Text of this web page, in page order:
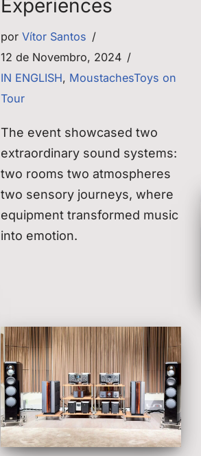
Experiences
porVítor Santos
12 de Novembro, 2024
IN ENGLISH, MoustachesToys on
Tour
The event showcased two
extraordinary sound systems:
two rooms two atmospheres
two sensory journeys, where
equipment transformed music
into emotion.